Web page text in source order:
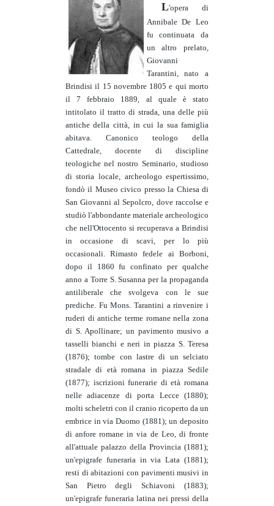
L'opera di
Annibale De Leo
fu continuata da
un altro prelato,
Giovanni
Tarantini, nato a
Brindisi il 15 novembre 1805 e qui morto
il 7 febbraio 1889, al quale è stato
intitolato il tratto di strada, una delle più
antiche della città, in cui la sua famiglia
abitava. Canonico teologo della
Cattedrale, docente di discipline
teologiche nel nostro Seminario, studioso
di storia locale, archeologo espertissimo,
fondò il Museo civico presso la Chiesa di
San Giovanni al Sepolcro, dove raccolse e
studiò l'abbondante materiale archeologico
che nell'Ottocento si recuperava a Brindisi
in occasione di scavi, per lo più
occasionali. Rimasto fedele ai Borboni,
dopo il 1860 fu confinato per qualche
anno a Torre S. Susanna per la propaganda
antiliberale che svolgeva con le sue
prediche. Fu Mons. Tarantini a rinvenire i
ruderi di antiche terme romane nella zona
di S. Apollinare; un pavimento musivo a
tasselli bianchi e neri in piazza S. Teresa
(1876); tombe con lastre di un selciato
stradale di età romana in piazza Sedile
(1877); iscrizioni funerarie di età romana
nelle adiacenze di porta Lecce (1880);
molti scheletri con il cranio ricoperto da un
embrice in via Duomo (1881); un deposito
di anfore romane in via de Leo, di fronte
all'attuale palazzo della Provincia (1881);
un'epigrafe funeraria in via Lata (1881);
resti di abitazioni con pavimenti musivi in
San Pietro degli Schiavoni (1883);
un'epigrafe funeraria latina nei pressi della